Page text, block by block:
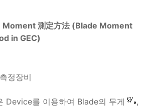
Moment 測定方法 (Blade Moment
in GEC)
정장비
Device를 이용하여 Blade의 무게
,